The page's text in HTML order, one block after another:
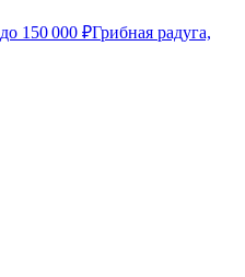
до 150 000 ₽Грибная радуга,